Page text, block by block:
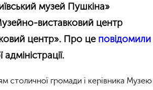
музей Пушкіна»
виставковий центр
центр». Про це повідомили
столичної громади і керівника Музею